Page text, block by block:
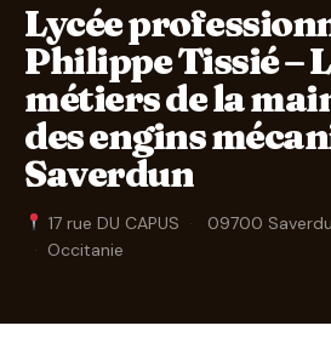
Lycée
Philippe Tissié –
métiers de la
des engins
Saverdun
17 rue DU CAPUS · 09700
· Occitanie